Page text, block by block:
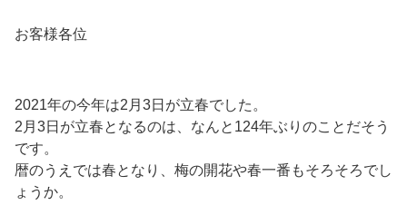
お客様各位
2021年の今年は2月3日が立春でした。
2月3日が立春となるのは、なんと124年ぶりのことだそう
です。
暦のうえでは春となり、梅の開花や春一番もそろそろでし
ょうか。